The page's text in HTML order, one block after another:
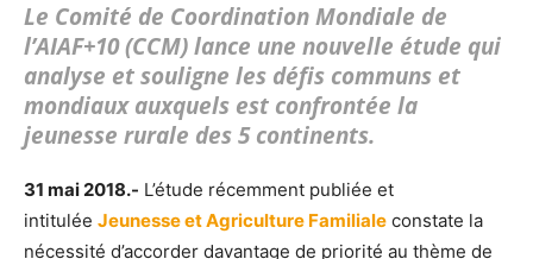
Le Comité de Coordination Mondiale de
l’AIAF+10 (CCM) lance une nouvelle étude qui
analyse et souligne les défis communs et
mondiaux auxquels est confrontée la
jeunesse rurale des 5 continents.
31 mai 2018.- L’étude récemment publiée et
intitulée Jeunesse et Agriculture Familiale constate la
nécessité d’accorder davantage de priorité au thème de